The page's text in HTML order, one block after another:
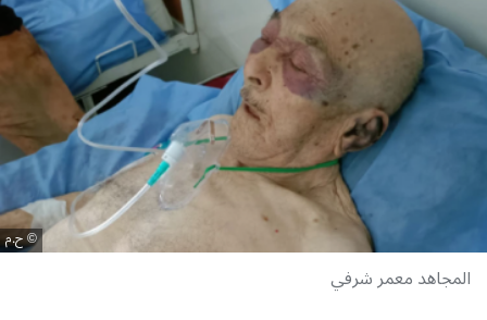
ح.م
المجاهد معمر شرفي